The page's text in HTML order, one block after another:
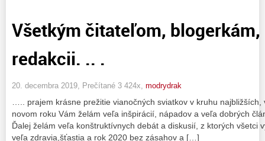
Všetkým čitateľom,
redakcii. .. .
20. decembra 2019, Prečítané 3 424x, modrydrak
….. prajem krásne prežitie vianočných sviatkov v kruhu
novom roku Vám želám veľa inšpirácií, nápadov a veľa dobrých
Ďalej želám veľa konštruktívnych debát a diskusií, z ktorých všetci
veľa zdravia,šťastia a rok 2020 bez zásahov a […]